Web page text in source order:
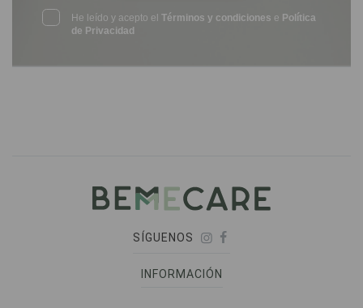
He leído y acepto elTérminos y condiciones e Política
de Privacidad
SÍGUENOS
INFORMACIÓN